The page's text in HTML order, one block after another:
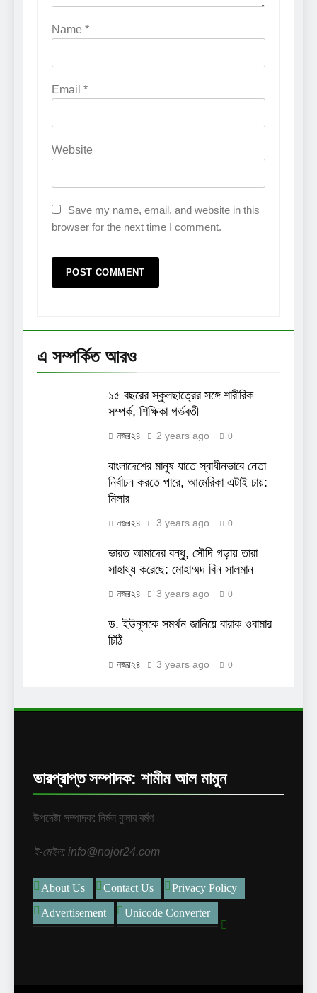
Name *
Email *
Website
Save my name, email, and website in this
browser for the next time I comment.
এ সম্পর্কিত আরও
১৫ বছরের স্কুলছাত্রের সঙ্গে শারীরিক
সম্পর্ক, শিক্ষিকা গর্ভবতী
নজর২৪ 2 years ago 0
বাংলাদেশের মানুষ যাতে স্বাধীনভাবে নেতা
নির্বাচন করতে পারে, আমেরিকা এটাই চায়:
মিলার
নজর২৪ 3 years ago 0
ভারত আমাদের বন্ধু, সৌদি গড়ায় তারা
সাহায্য করেছে: মোহাম্মদ বিন সালমান
নজর২৪ 3 years ago 0
ড. ইউনূসকে সমর্থন জানিয়ে বারাক ওবামার
চিঠি
নজর২৪ 3 years ago 0
ভারপ্রাপ্ত সম্পাদক: শামীম আল মামুন
উপদেষ্টা সম্পাদক: নির্মল কুমার বর্মণ
ই-মেইল: info@nojor24.com
About Us Contact Us Privacy Policy
Advertisement Unicode Converter